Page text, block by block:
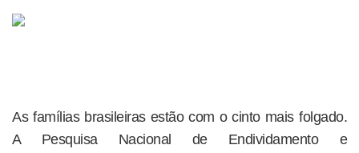
As famílias brasileiras estão com o cinto mais folgado.
A Pesquisa Nacional de Endividamento e